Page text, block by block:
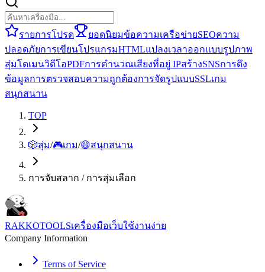
รายการโปรด ยอดนิยมข้อความเครือข่ายSEOความ
ปลอดภัยการเขียนโปรแกรมHTMLแปลงเวลาออกแบบรูปภาพ
สุ่มโดเมนวิดีโอPDFการคำนวณเสียงที่อยู่ IPสร้างSNSการดึง
ข้อมูลการตรวจสอบความถูกต้องการจัดรูปแบบSSLเกม
สนุกสนาน
TOP
🎲สุ่ม/🎮เกม/😄สนุกสนาน
การจับสลาก / การสุ่มเลือก
RAKKOTOOLSเครื่องมือเว็บใช้งานง่าย
Company Information
Terms of Service